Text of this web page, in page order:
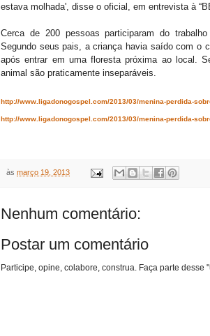
estava molhada', disse o oficial, em entrevista à
Cerca de 200 pessoas participaram do
Segundo seus pais, a criança havia saído com o
após entrar em uma floresta próxima ao local.
animal são praticamente inseparáveis.
http://www.ligadonogospel.com/2013/03/menina-perdida-
http://www.ligadonogospel.com/2013/03/menina-perdida-
às março 19, 2013
Nenhum comentário:
Postar um comentário
Participe, opine, colabore, construa. Faça parte desse